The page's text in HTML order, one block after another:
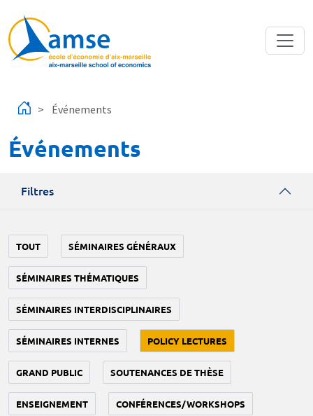
Événements
Événements
Filtres
TOUT SÉMINAIRES GÉNÉRAUX
SÉMINAIRES THÉMATIQUES
SÉMINAIRES INTERDISCIPLINAIRES
SÉMINAIRES INTERNES POLICY LECTURES
GRAND PUBLIC SOUTENANCES DE THÈSE
ENSEIGNEMENT CONFÉRENCES/WORKSHOPS